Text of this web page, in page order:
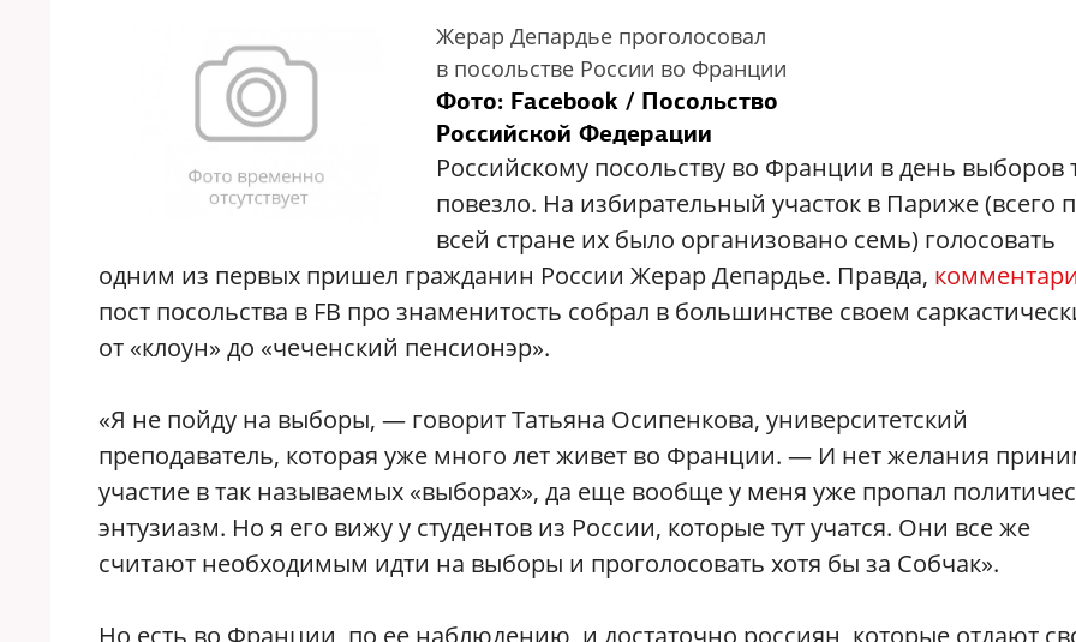
Жерар Депардье проголосовал
в посольстве России во Франции
Фото: Facebook / Посольство
Российской Федерации
Российскому посольству во Франции в день выборов
повезло. На избирательный участок в Париже (всего
всей стране их было организовано семь) голосовать
одним из первых пришел гражданин России Жерар Депардье. Правда,
пост посольства в FB про знаменитость собрал в большинстве своем
от «клоун» до «чеченский пенсионэр».
«Я не пойду на выборы, — говорит Татьяна Осипенкова, университетский
преподаватель, которая уже много лет живет во Франции. — И нет желания
участие в так называемых «выборах», да еще вообще у меня уже пропал
энтузиазм. Но я его вижу у студентов из России, которые тут учатся. Они все же
считают необходимым идти на выборы и проголосовать хотя бы за Собчак».
Но есть во Франции, по ее наблюдению, и достаточно россиян, которые отдают